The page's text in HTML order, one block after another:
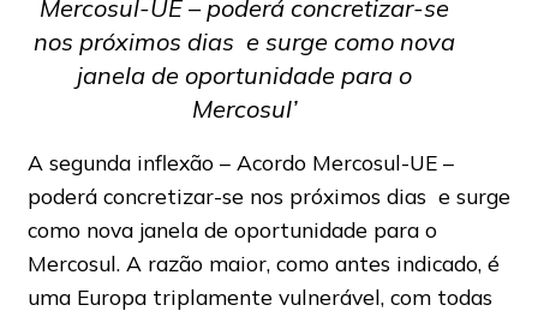
Mercosul-UE – poderá concretizar-se
nos próximos dias e surge como nova
janela de oportunidade para o
Mercosul’
A segunda inflexão – Acordo Mercosul-UE –
poderá concretizar-se nos próximos dias e surge
como nova janela de oportunidade para o
Mercosul. A razão maior, como antes indicado, é
uma Europa triplamente vulnerável, com todas